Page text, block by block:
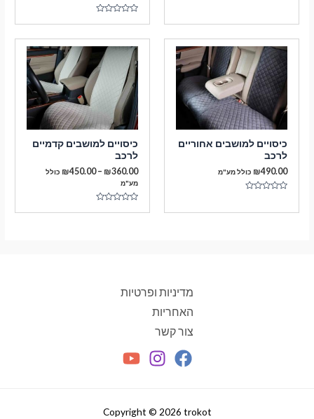
כיסויים למושבים אחוריים
לרכב
₪490.00 כולל מע"מ
מתוך
כיסויים למושבים קדמיים
לרכב
₪360.00
–
₪450.00
טווח
כולל
מע"מ
מדיניות ופרטיות
האחריות
צור קשר
Copyright © 2026 trokot